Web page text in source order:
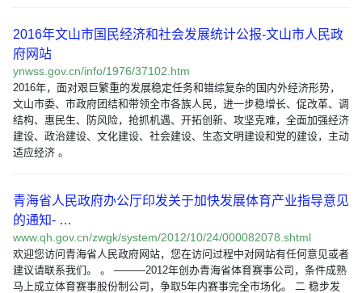
2016年文山市国民经济和社会发展统计公报-文山市人民政
府网站
ynwss.gov.cn/info/1976/37102.htm
2016年，面对艰巨繁重的发展稳定任务和错综复杂的国内外经济形势，
文山市委、市政府团结和带领全市各族人民，进一步稳增长、促改革、调
结构、惠民生、防风险，抢抓机遇、开拓创新、攻坚克难，全面加强经济
建设、政治建设、文化建设、社会建设、生态文明建设和党的建设，主动
适应经济 。
青海省人民政府办公厅印发关于加快发展体育产业指导意见
的通知- …
www.qh.gov.cn/zwgk/system/2012/10/24/000082078.shtml
欢迎您访问青海省人民政府网站，您在访问过程中对网站有任何意见或者
建议请联系我们。 。 ———2012年创办青海省体育赛事公司，条件成熟
马上成立体育赛事股份制公司，争取5年内赛事完全市场化。 二 稳步发